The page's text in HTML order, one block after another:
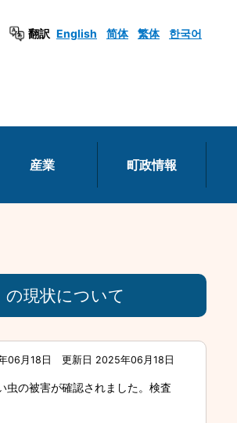
翻訳 English 简体 繁体 한국어
産業 町政情報
の現状について
06月18日 更新日 2025年06月18日
虫の被害が確認されました。検査